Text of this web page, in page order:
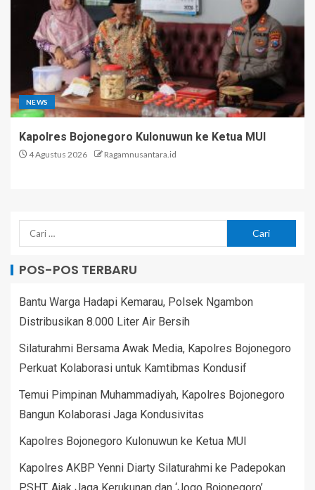
NEWS
Kapolres Bojonegoro Kulonuwun ke Ketua MUI
4 Agustus 2026 Ragamnusantara.id
POS-POS TERBARU
Bantu Warga Hadapi Kemarau, Polsek Ngambon
Distribusikan 8.000 Liter Air Bersih
Silaturahmi Bersama Awak Media, Kapolres Bojonegoro
Perkuat Kolaborasi untuk Kamtibmas Kondusif
Temui Pimpinan Muhammadiyah, Kapolres Bojonegoro
Bangun Kolaborasi Jaga Kondusivitas
Kapolres Bojonegoro Kulonuwun ke Ketua MUI
Kapolres AKBP Yenni Diarty Silaturahmi ke Padepokan
PSHT, Ajak Jaga Kerukunan dan ‘Jogo Bojonegoro’